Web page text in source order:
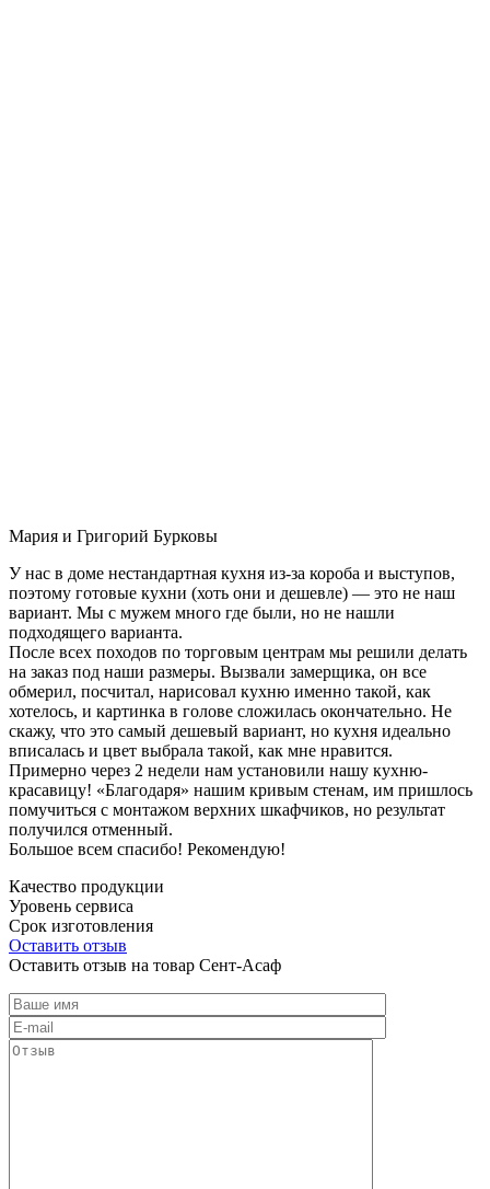
Мария и Григорий Бурковы
У нас в доме нестандартная кухня из-за короба и выступов,
поэтому готовые кухни (хоть они и дешевле) — это не наш
вариант. Мы с мужем много где были, но не нашли
подходящего варианта.
После всех походов по торговым центрам мы решили делать
на заказ под наши размеры. Вызвали замерщика, он все
обмерил, посчитал, нарисовал кухню именно такой, как
хотелось, и картинка в голове сложилась окончательно. Не
скажу, что это самый дешевый вариант, но кухня идеально
вписалась и цвет выбрала такой, как мне нравится.
Примерно через 2 недели нам установили нашу кухню-
красавицу! «Благодаря» нашим кривым стенам, им пришлось
помучиться с монтажом верхних шкафчиков, но результат
получился отменный.
Большое всем спасибо! Рекомендую!
Качество продукции
Уровень сервиса
Срок изготовления
Оставить отзыв
Оставить отзыв на товар Сент-Асаф